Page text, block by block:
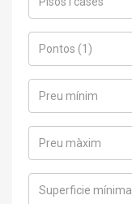
Pontos (1)
Preu mínim
Preu màxim
Superficie mínima